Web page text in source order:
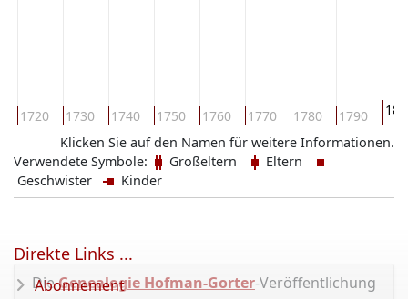
1720 1730 1740 1750 1760 1770 1780 1790
Klicken Sie auf den Namen für weitere Informationen.
Verwendete Symbole:
Großeltern
Eltern
Geschwister
Kinder
DieGenealogie Hofman-Gorter-Veröffentlichung
Direkte Links ...
Abonnement